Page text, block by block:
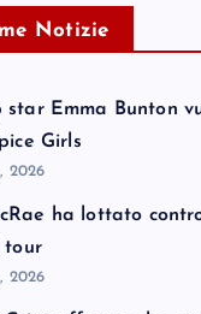
Notizie
star Emma Bunton
Girls
2026
ha lottato contro
tour
2026